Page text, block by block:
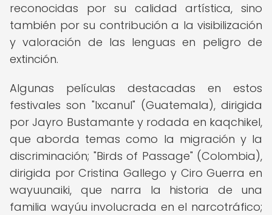
reconocidas por su calidad artística, sino
también por su contribución a la visibilización
y valoración de las lenguas en peligro de
extinción.
Algunas películas destacadas en estos
festivales son "Ixcanul" (Guatemala), dirigida
por Jayro Bustamante y rodada en kaqchikel,
que aborda temas como la migración y la
discriminación; "Birds of Passage" (Colombia),
dirigida por Cristina Gallego y Ciro Guerra en
wayuunaiki, que narra la historia de una
familia wayúu involucrada en el narcotráfico;